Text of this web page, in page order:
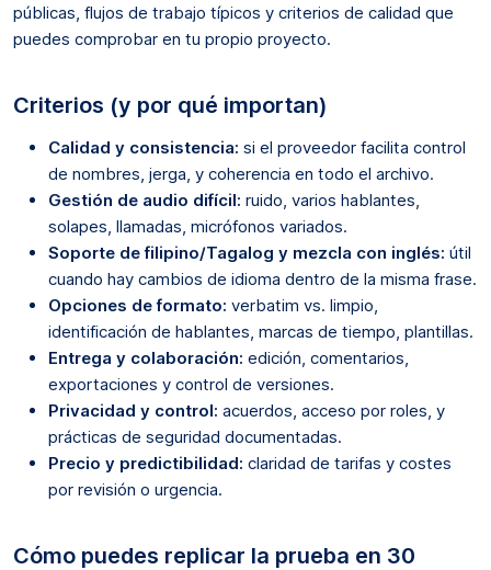
públicas, flujos de trabajo típicos y criterios de calidad que
puedes comprobar en tu propio proyecto.
Criterios (y por qué importan)
Calidad y consistencia: si el proveedor facilita control
de nombres, jerga, y coherencia en todo el archivo.
Gestión de audio difícil: ruido, varios hablantes,
solapes, llamadas, micrófonos variados.
Soporte de filipino/Tagalog y mezcla con inglés: útil
cuando hay cambios de idioma dentro de la misma frase.
Opciones de formato: verbatim vs. limpio,
identificación de hablantes, marcas de tiempo, plantillas.
Entrega y colaboración: edición, comentarios,
exportaciones y control de versiones.
Privacidad y control: acuerdos, acceso por roles, y
prácticas de seguridad documentadas.
Precio y predictibilidad: claridad de tarifas y costes
por revisión o urgencia.
Cómo puedes replicar la prueba en 30